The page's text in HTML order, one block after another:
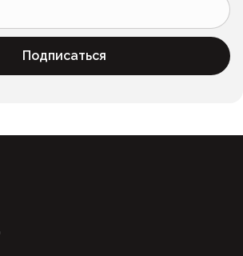
Подписаться